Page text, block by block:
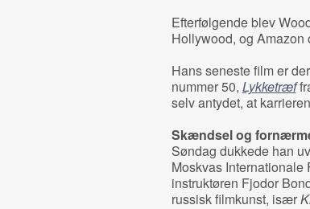
Efterfølgende blev
Hollywood, og
Hans seneste film er
nummer 50, Lykketræf
selv antydet, at
Skændsel og
Søndag dukkede han
Moskvas
instruktøren Fjodor
russisk filmkunst, især